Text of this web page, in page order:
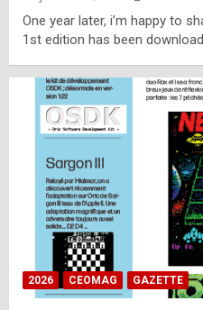
One year later, i’m happy to
1st edition has been
2026 CEOMAG GAZETTE